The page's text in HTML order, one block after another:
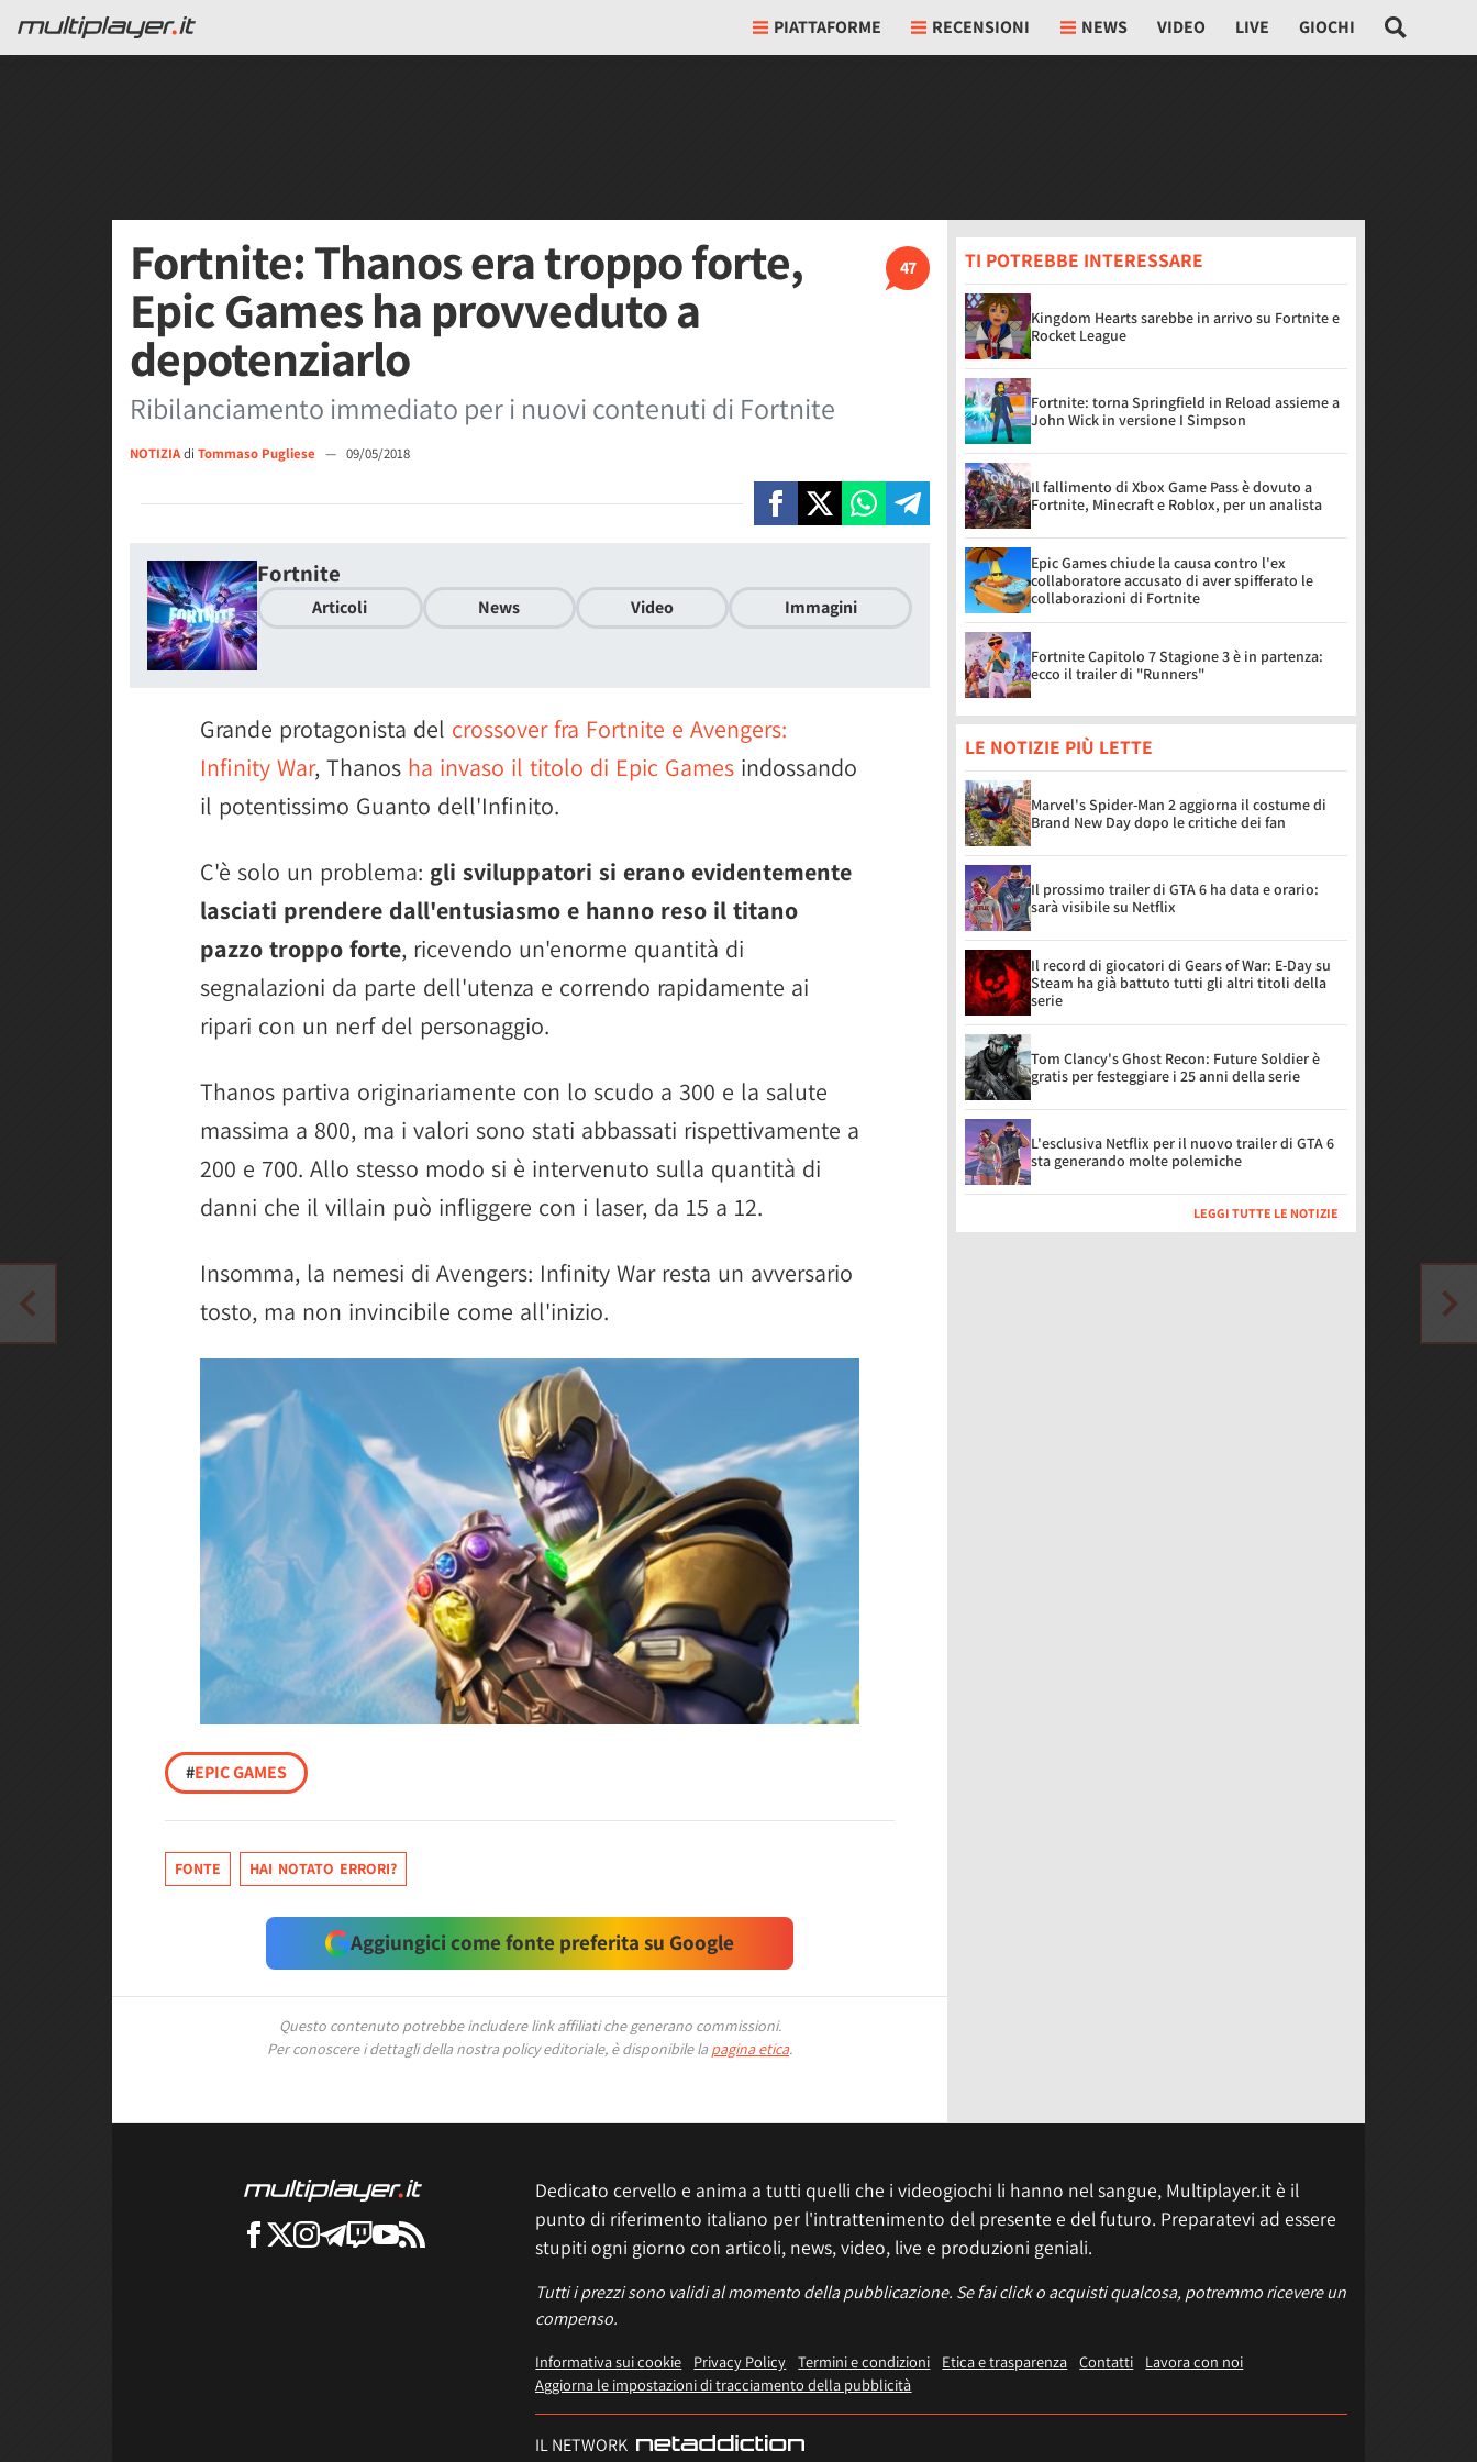
PIATTAFORME RECENSIONI NEWS VIDEO LIVE GIOCHI
47
Fortnite: Thanos era troppo forte,
Epic Games ha provveduto a
depotenziarlo
Ribilanciamento immediato per i nuovi contenuti di Fortnite
NOTIZIAdi Tommaso Pugliese — 09/05/2018
Fortnite
Articoli News Video Immagini
Grande protagonista del crossover fra Fortnite e Avengers:
Infinity War, Thanos ha invaso il titolo di Epic Games indossando
il potentissimo Guanto dell'Infinito.
C'è solo un problema: gli sviluppatori si erano evidentemente
lasciati prendere dall'entusiasmo e hanno reso il titano
pazzo troppo forte, ricevendo un'enorme quantità di
segnalazioni da parte dell'utenza e correndo rapidamente ai
ripari con un nerf del personaggio.
Thanos partiva originariamente con lo scudo a 300 e la salute
massima a 800, ma i valori sono stati abbassati rispettivamente a
200 e 700. Allo stesso modo si è intervenuto sulla quantità di
danni che il villain può infliggere con i laser, da 15 a 12.
Insomma, la nemesi di Avengers: Infinity War resta un avversario
tosto, ma non invincibile come all'inizio.
#EPIC GAMES
FONTE HAI NOTATO ERRORI?
Aggiungici come fonte preferita su Google
Questo contenuto potrebbe includere link affiliati che generano commissioni.
Per conoscere i dettagli della nostra policy editoriale, è disponibile la pagina etica.
TI POTREBBE INTERESSARE
Kingdom Hearts sarebbe in arrivo su Fortnite e
Rocket League
Fortnite: torna Springfield in Reload assieme a
John Wick in versione I Simpson
Il fallimento di Xbox Game Pass è dovuto a
Fortnite, Minecraft e Roblox, per un analista
Epic Games chiude la causa contro l'ex
collaboratore accusato di aver spifferato le
collaborazioni di Fortnite
Fortnite Capitolo 7 Stagione 3 è in partenza:
ecco il trailer di "Runners"
LE NOTIZIE PIÙ LETTE
Marvel's Spider-Man 2 aggiorna il costume di
Brand New Day dopo le critiche dei fan
Il prossimo trailer di GTA 6 ha data e orario:
sarà visibile su Netflix
Il record di giocatori di Gears of War: E-Day su
Steam ha già battuto tutti gli altri titoli della
serie
Tom Clancy's Ghost Recon: Future Soldier è
gratis per festeggiare i 25 anni della serie
L'esclusiva Netflix per il nuovo trailer di GTA 6
sta generando molte polemiche
LEGGI TUTTE LE NOTIZIE
Dedicato cervello e anima a tutti quelli che i videogiochi li hanno nel sangue, Multiplayer.it è il
punto di riferimento italiano per l'intrattenimento del presente e del futuro. Preparatevi ad essere
stupiti ogni giorno con articoli, news, video, live e produzioni geniali.
Tutti i prezzi sono validi al momento della pubblicazione. Se fai click o acquisti qualcosa, potremmo ricevere un
compenso.
Informativa sui cookie Privacy Policy Termini e condizioni Etica e trasparenza Contatti
Lavora con noi
Aggiorna le impostazioni di tracciamento della pubblicità
IL NETWORK